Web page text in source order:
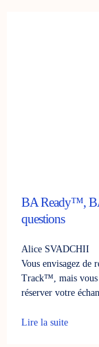
BA Ready™,
questions
Alice SVADCHII
Vous envisagez
Track™, mais vous
réserver votre
Lire la suite